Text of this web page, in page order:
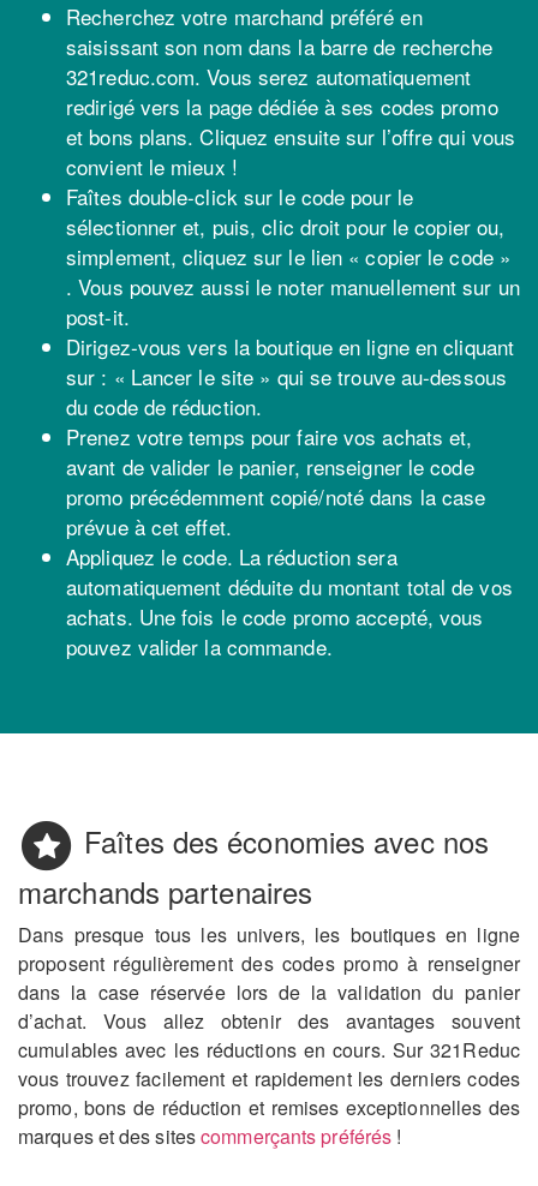
Recherchez votre marchand préféré en
saisissant son nom dans la barre de recherche
321reduc.com. Vous serez automatiquement
redirigé vers la page dédiée à ses codes promo
et bons plans. Cliquez ensuite sur l’offre qui vous
convient le mieux !
Faîtes double-click sur le code pour le
sélectionner et, puis, clic droit pour le copier ou,
simplement, cliquez sur le lien « copier le code »
. Vous pouvez aussi le noter manuellement sur un
post-it.
Dirigez-vous vers la boutique en ligne en cliquant
sur : « Lancer le site » qui se trouve au-dessous
du code de réduction.
Prenez votre temps pour faire vos achats et,
avant de valider le panier, renseigner le code
promo précédemment copié/noté dans la case
prévue à cet effet.
Appliquez le code. La réduction sera
automatiquement déduite du montant total de vos
achats. Une fois le code promo accepté, vous
pouvez valider la commande.
Faîtes des économies avec nos
marchands partenaires
Dans presque tous les univers, les boutiques en ligne
proposent régulièrement des codes promo à renseigner
dans la case réservée lors de la validation du panier
d’achat. Vous allez obtenir des avantages souvent
cumulables avec les réductions en cours. Sur 321Reduc
vous trouvez facilement et rapidement les derniers codes
promo, bons de réduction et remises exceptionnelles des
marques et des sitescommerçants préférés !